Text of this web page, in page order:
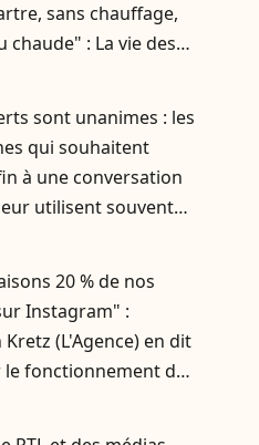
sans chauffage,
chaude" : La vie des
du Fiel avant le
sont unanimes : les
qui souhaitent
à une conversation
utilisent souvent
courantes
20 % de nos
Instagram" :
(L'Agence) en dit
le fonctionnement du
familial